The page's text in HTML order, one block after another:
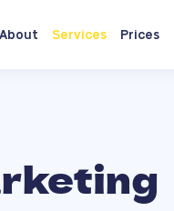
About Services Prices